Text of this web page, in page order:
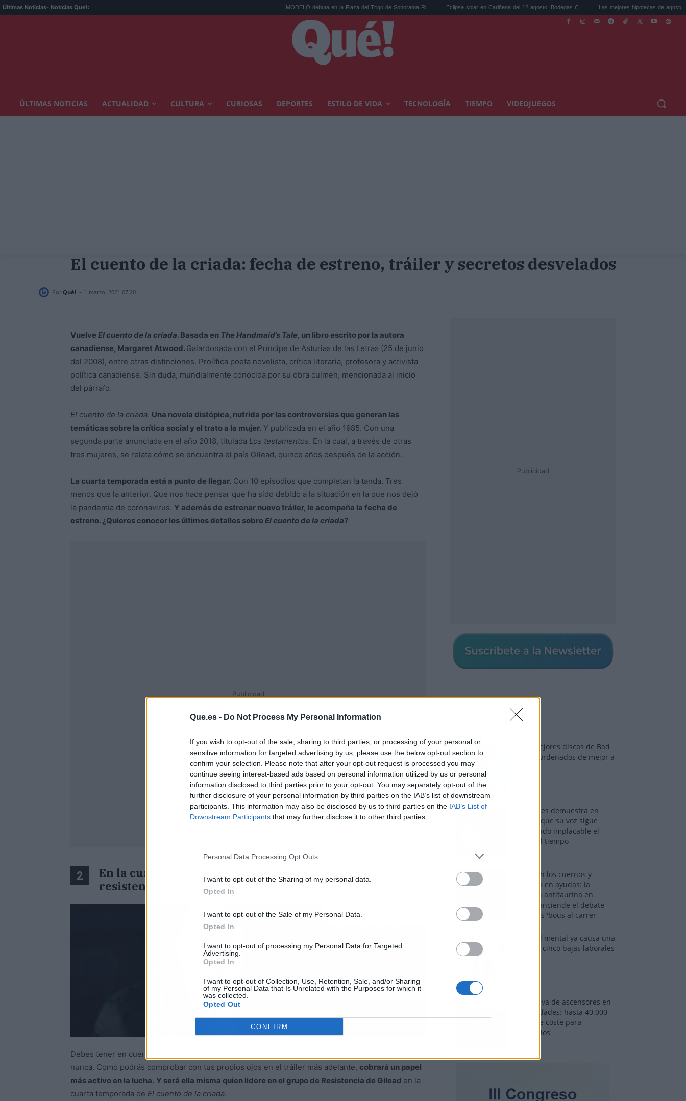
Que.es - Do Not Process My Personal Information
If you wish to opt-out of the sale, sharing to third parties, or processing of your personal or
sensitive information for targeted advertising by us, please use the below opt-out section to
confirm your selection. Please note that after your opt-out request is processed you may
continue seeing interest-based ads based on personal information utilized by us or personal
information disclosed to third parties prior to your opt-out. You may separately opt-out of the
further disclosure of your personal information by third parties on the IAB’s list of downstream
participants. This information may also be disclosed by us to third parties on the IAB’s List of
Downstream Participants that may further disclose it to other third parties.
Personal Data Processing Opt Outs
I want to opt-out of the Sharing of my personal data.
Opted In
I want to opt-out of the Sale of my Personal Data.
Opted In
I want to opt-out of processing my Personal Data for Targeted
Advertising.
Opted In
I want to opt-out of Collection, Use, Retention, Sale, and/or Sharing
of my Personal Data that Is Unrelated with the Purposes for which it
was collected.
Opted Out
CONFIRM
Últimas Noticias- Noticias Que!: MODELO debuta en la Plaza del Trigo de Sonorama Ri... Eclipse solar en Cariñena del 12 agosto: Bodegas C... Las mejores hipotecas de agosto: el TAE
ÚLTIMAS NOTICIAS ACTUALIDAD CULTURA CURIOSAS DEPORTES ESTILO DE VIDA TECNOLOGÍA TIEMPO VIDEOJUEGOS
El cuento de la criada: fecha de estreno, tráiler y secretos desvelados
Por Qué! - 1 marzo, 2021 07:20
Vuelve El cuento de la criada. Basada en The Handmaid’s Tale, un libro escrito por la autora
canadiense, Margaret Atwood. Galardonada con el Príncipe de Asturias de las Letras (25 de junio
del 2008), entre otras distinciones. Prolífica poeta novelista, crítica literaria, profesora y activista
política canadiense. Sin duda, mundialmente conocida por su obra culmen, mencionada al inicio
del párrafo.
El cuento de la criada. Una novela distópica, nutrida por las controversias que generan las
temáticas sobre la crítica social y el trato a la mujer. Y publicada en el año 1985. Con una
segunda parte anunciada en el año 2018, titulada Los testamentos. En la cual, a través de otras
tres mujeres, se relata cómo se encuentra el país Gilead, quince años después de la acción.
La cuarta temporada está a punto de llegar. Con 10 episodios que completan la tanda. Tres
menos que la anterior. Que nos hace pensar que ha sido debido a la situación en la que nos dejó
la pandemia de coronavirus. Y además de estrenar nuevo tráiler, le acompaña la fecha de
estreno. ¿Quieres conocer los últimos detalles sobre El cuento de la criada?
Publicidad
2
En la cuarta temporada, June liderará el grupo de
resistencia
Debes tener en cuenta lo siguiente.
nunca. Como podrás comprobar con tus propios ojos en el tráiler más adelante, cobrará un papel
más activo en la lucha. Y será ella misma quien lidere en el grupo de Resistencia de Gilead en la
cuarta temporada de El cuento de la criada.
Publicidad
Los más vistos
Los 7 mejores discos de Bad
Bunny, ordenados de mejor a
Tom Jones demuestra en
Madrid que su voz sigue
desafiando implacable el
paso del tiempo
Fuego en los cuernos y
millones en ayudas: la
rebelión antitaurina en
Alfafar enciende el debate
sobre los 'bous al carrer'
La salud mental ya causa una
de cada cinco bajas laborales
Normativa de ascensores en
comunidades: hasta 40.000
euros de coste para
adaptarlos